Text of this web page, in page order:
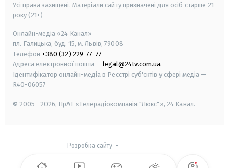
Усі права захищені. Матеріали сайту призначені для осіб старше 21
року (21+)
Онлайн-медіа «24 Канал»
пл. Галицька, буд. 15, м. Львів, 79008
Телефон +380 (32) 229-77-77
Адреса електронної пошти — legal@24tv.com.ua
Ідентифікатор онлайн-медіа в Реєстрі суб'єктів у сфері медіа —
R40-06057
© 2005—2026, ПрАТ «Телерадіокомпанія "Люкс"», 24 Канал.
Розробка сайту-